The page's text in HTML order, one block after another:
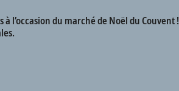
l’occasion du marché de Noël du Couvent !